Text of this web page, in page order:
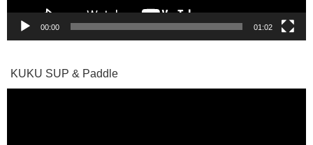
00:00 01:02
KUKU SUP & Paddle